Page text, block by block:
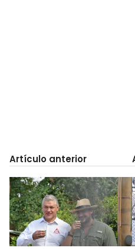
Artículo anterior